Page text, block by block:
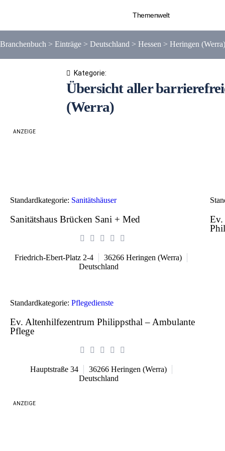
Themenwelt
Branchenbuch > Einträge > Deutschland > Hessen > Heringen (Werra)
Kategorie:
Übersicht aller
(Werra)
ANZEIGE
Standardkategorie: Sanitätshäuser
Sanitätshaus Brücken Sani + Med
Friedrich-Ebert-Platz 2-4 36266 Heringen (Werra)
Deutschland
Ev.
Standardkategorie: Pflegedienste
Ev. Altenhilfezentrum Philippsthal – Ambulante
Pflege
Hauptstraße 34 36266 Heringen (Werra)
Deutschland
ANZEIGE